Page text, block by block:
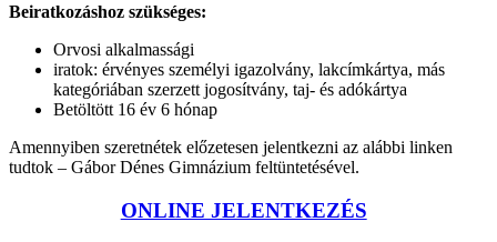
Beiratkozáshoz szükséges:
Orvosi alkalmassági
iratok: érvényes személyi igazolvány, lakcímkártya, más
kategóriában szerzett jogosítvány, taj- és adókártya
Betöltött 16 év 6 hónap
Amennyiben szeretnétek előzetesen jelentkezni az alábbi linken
tudtok – Gábor Dénes Gimnázium feltüntetésével.
ONLINE JELENTKEZÉS